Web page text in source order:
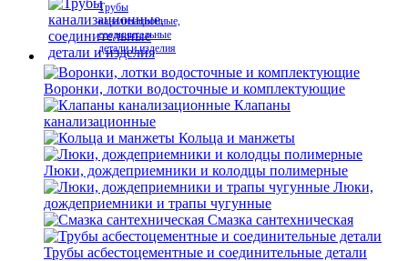
Трубы
канализационные,
соединительные
детали и изделия
Воронки, лотки водосточные и комплектующие
Клапаны
канализационные
Кольца и манжеты
Люки, дождеприемники и колодцы полимерные
Люки,
дождеприемники и трапы чугунные
Смазка сантехническая
Трубы асбестоцементные и соединительные детали